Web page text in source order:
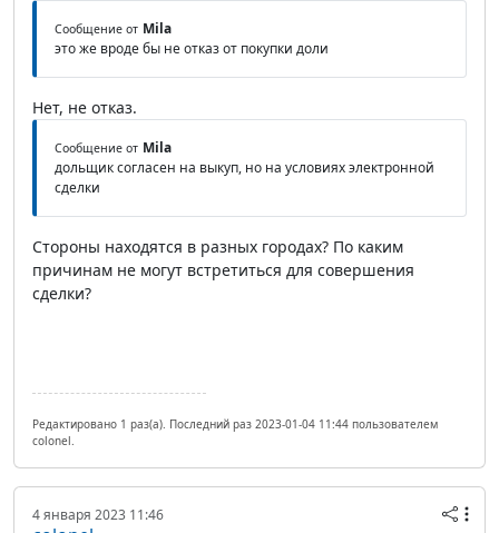
Сообщение от Mila
это же вроде бы не отказ от покупки доли
Нет, не отказ.
Сообщение от Mila
дольщик согласен на выкуп, но на условиях электронной
сделки
Стороны находятся в разных городах? По каким
причинам не могут встретиться для совершения
сделки?
Редактировано 1 раз(а). Последний раз 2023-01-04 11:44 пользователем
colonel.
4 января 2023 11:46